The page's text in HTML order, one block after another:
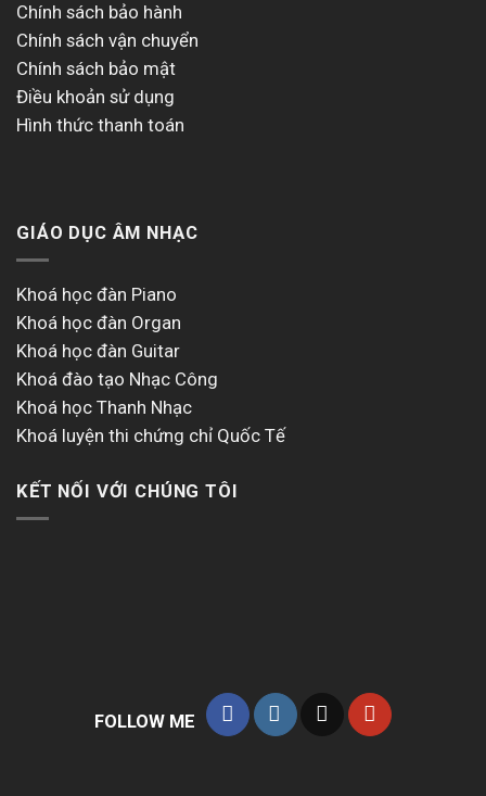
Chính sách bảo hành
Chính sách vận chuyển
Chính sách bảo mật
Điều khoản sử dụng
Hình thức thanh toán
GIÁO DỤC ÂM NHẠC
Khoá học đàn Piano
Khoá học đàn Organ
Khoá học đàn Guitar
Khoá đào tạo Nhạc Công
Khoá học Thanh Nhạc
Khoá luyện thi chứng chỉ Quốc Tế
KẾT NỐI VỚI CHÚNG TÔI
FOLLOW ME